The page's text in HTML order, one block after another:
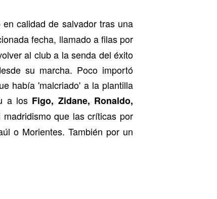
calidad de salvador tras una
fecha, llamado a filas por
al club a la senda del éxito
su marcha. Poco importó
había 'malcriado' a la plantilla
a los Figo, Zidane, Ronaldo,
que las críticas por
o Morientes. También por un